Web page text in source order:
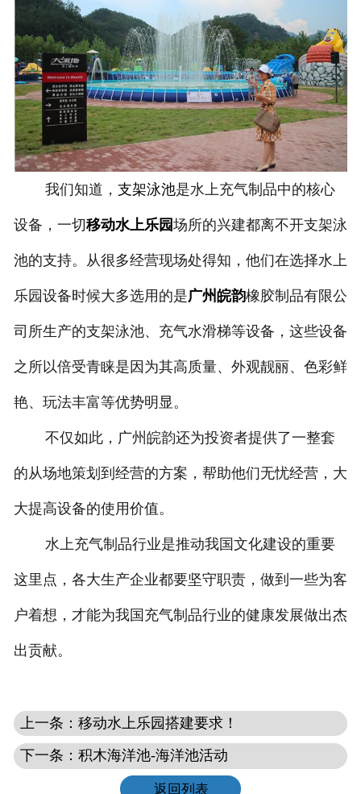
我们知道， 支架泳池是水上充气制品中的核心
设备，一切移动水上乐园场所的兴建都离不开支架泳
池的支持。从很多经营现场处得知，他们在选择水上
乐园设备时候大多选用的是广州皖韵橡胶制品有限公
司所生产的支架泳池、充气水滑梯等设备，这些设备
之所以倍受青睐是因为其高质量、外观靓丽、色彩鲜
艳、玩法丰富等优势明显。
不仅如此，广州皖韵还为投资者提供了一整套
的从场地策划到经营的方案，帮助他们无忧经营，大
大提高设备的使用价值。
水上充气制品行业是推动我国文化建设的重要
这里点，各大生产企业都要坚守职责，做到一些为客
户着想，才能为我国充气制品行业的健康发展做出杰
出贡献。
上一条：移动水上乐园搭建要求！
下一条：积木海洋池-海洋池活动
返回列表